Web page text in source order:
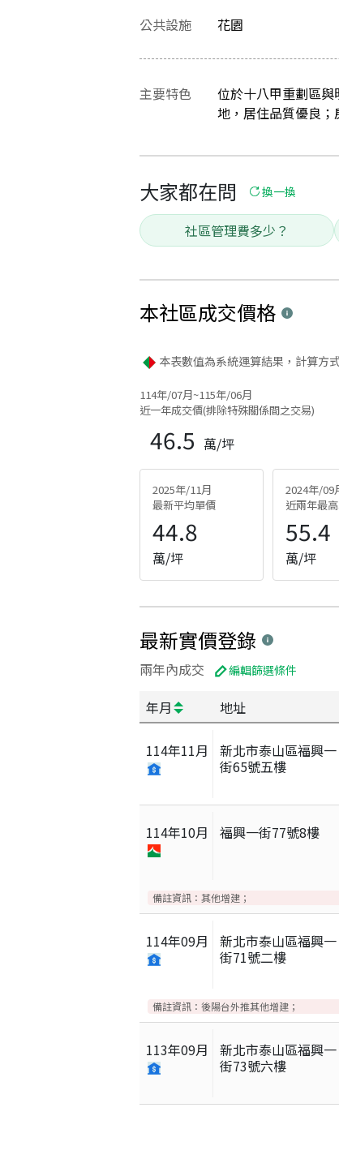
公共設施 花園
主要特色
位於十八甲重劃區
地，居住品質優良
大家都在問 換一換
社區管理費多少？
本社區成交價格
本表數值為系統運算結果，計算方
114年/07月~115年/06月
近一年成交價(排除特殊關係間之交易)
46.5 萬/坪
2025年/11月
最新平均單價
44.8
萬/坪
2024年/09
近兩年最
55.4
萬/坪
最新實價登錄
兩年內成交 編輯篩選條件
年月 地址
114年11月
新北市泰山區福興一
街65號五樓
114年10月 福興一街77號8樓
備註資訊： 其他增建；
114年09月
新北市泰山區福興一
街71號二樓
備註資訊： 後陽台外推其他增建；
113年09月
新北市泰山區福興一
街73號六樓